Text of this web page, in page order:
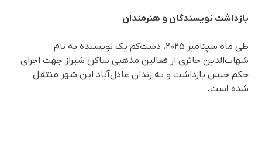
بازداشت نویسندگان و هنرمندان
طی ماه سپتامبر ۲۰۲۵، دست‌کم یک نویسنده به نام
شهاب‌الدین حائری از فعالین مذهبی ساکن شیراز جهت اجرای
حکم حبس بازداشت و به زندان عادل‌آباد این شهر منتقل
شده است.